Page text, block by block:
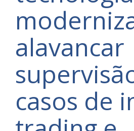
alavancar
casos de